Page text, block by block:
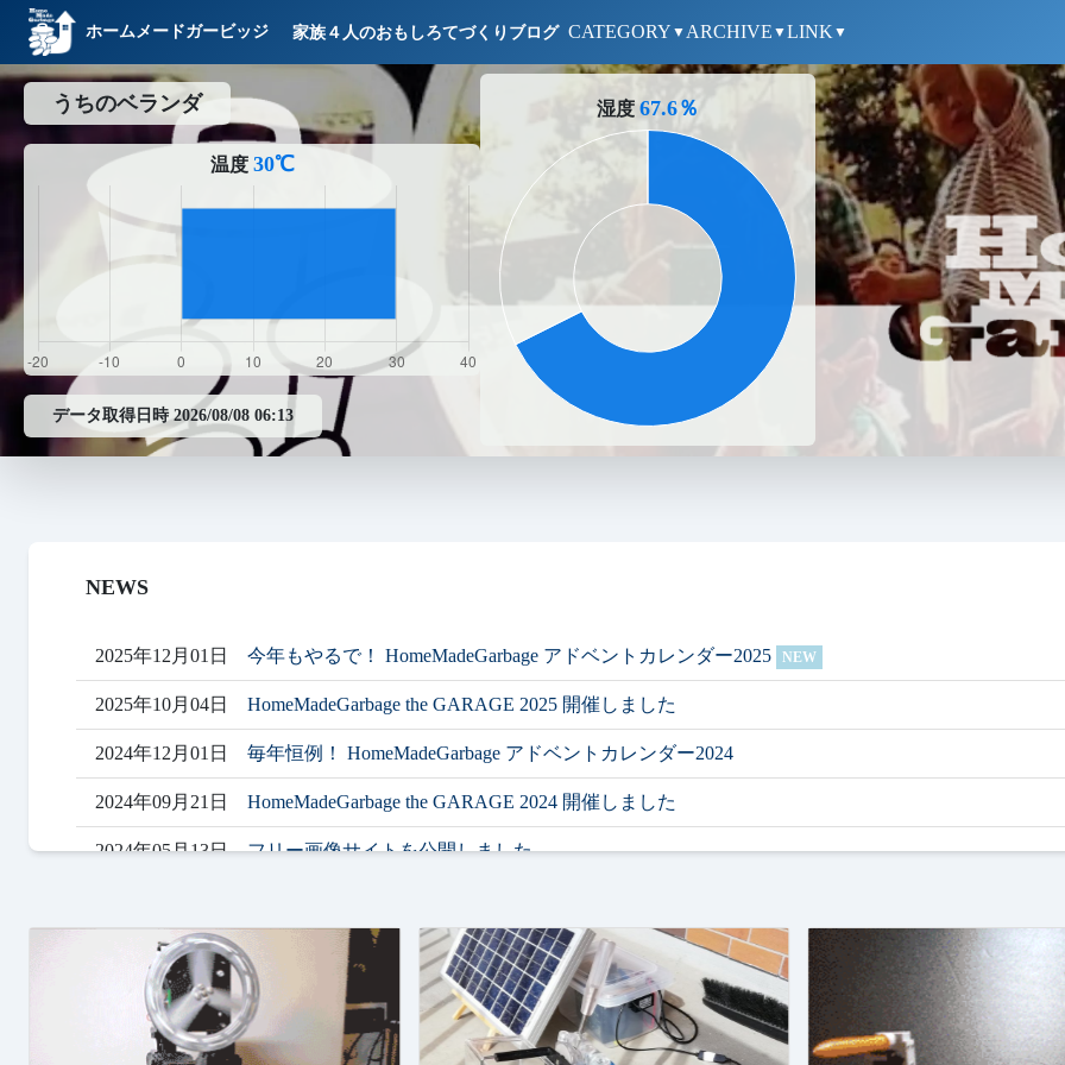
ホームメードガービッジ 家族４人のおもしろてづくりブログ CATEGORY ▼ ARCHIVE ▼LINK ▼
うちのベランダ
温度 30℃
データ取得日時 2026/08/08 06:13
湿度 67.6％
NEWS
2025年12月01日 今年もやるで！ HomeMadeGarbage アドベントカレンダー2025 NEW
2025年10月04日 HomeMadeGarbage the GARAGE 2025 開催しました
2024年12月01日 毎年恒例！ HomeMadeGarbage アドベントカレンダー2024
2024年09月21日 HomeMadeGarbage the GARAGE 2024 開催しました
2024年05月13日フリー画像サイトを公開しました
2024年02月29日 SPRESENSE 活用コンテスト ロボット部門 最優秀賞 & クレイン電子 アドオンボード特別賞 受賞
2023年02月01日フリーBGM（2023年）のアルバムを配信しました
2023年12月01日お待たせいたしました！ HomeMadeGarbage アドベントカレンダー2023